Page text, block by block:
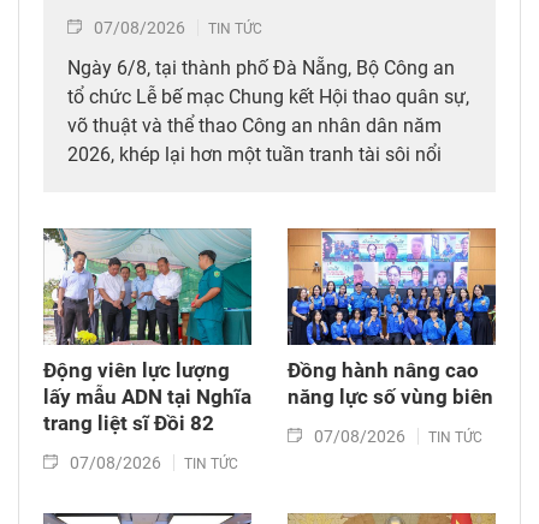
07/08/2026 TIN TỨC
Ngày 6/8, tại thành phố Đà Nẵng, Bộ Công an
tổ chức Lễ bế mạc Chung kết Hội thao quân sự,
võ thuật và thể thao Công an nhân dân năm
2026, khép lại hơn một tuần tranh tài sôi nổi
nước.
Động viên lực lượng
lấy mẫu ADN tại Nghĩa
trang liệt sĩ Đồi 82​
07/08/2026 TIN TỨC
Đồng hành nâng cao
năng lực số vùng biên
07/08/2026 TIN TỨC